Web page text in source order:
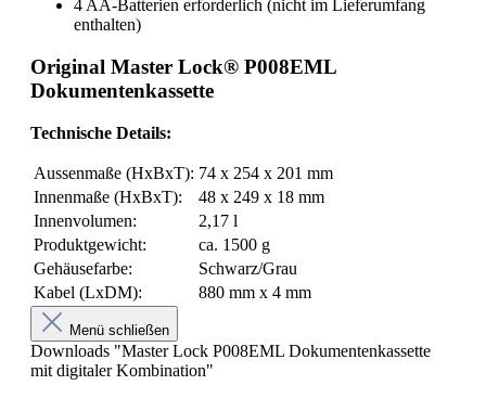
4 AA-Batterien erforderlich (nicht im Lieferumfang
enthalten)
Original Master Lock® P008EML
Dokumentenkassette
Technische Details:
Aussenmaße (HxBxT): 74 x 254 x 201 mm
Innenmaße (HxBxT):
48 x 249 x 18 mm
Innenvolumen:
2,17 l
Produktgewicht:
ca. 1500 g
Gehäusefarbe:
Schwarz/Grau
Kabel (LxDM):
880 mm x 4 mm
Menü schließen
Downloads "Master Lock P008EML Dokumentenkassette
mit digitaler Kombination"